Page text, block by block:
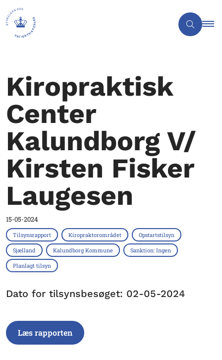
Kiropraktisk
Center
Kalundborg V/
Kirsten Fisker
Laugesen
15-05-2024
Tilsynsrapport Kiropraktorområdet Opstartstilsyn
Sjælland Kalundborg Kommune Sanktion: Ingen
Planlagt tilsyn
Dato for tilsynsbesøget: 02-05-2024
Læs rapporten